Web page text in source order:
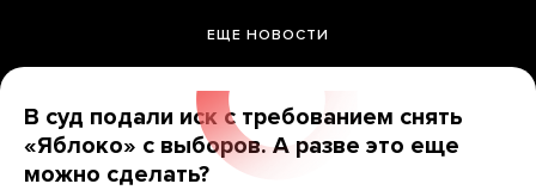
ЕЩЕ НОВОСТИ
В суд подали иск с требованием снять
«Яблоко» с выборов. А разве это еще
можно сделать?